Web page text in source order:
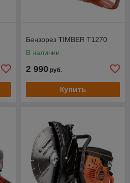
Бензорез TIMBER T1270
В наличии
2 990 руб.
Купить